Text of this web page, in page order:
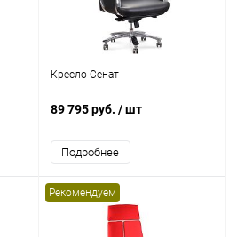
Кресло Сенат
89 795 руб. / шт
Подробнее
Рекомендуем